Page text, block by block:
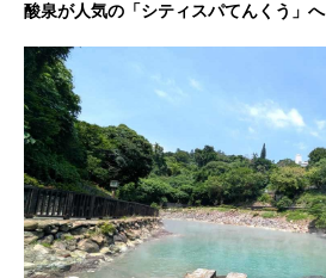
酸泉が人気の「シティスパてんくう」へ